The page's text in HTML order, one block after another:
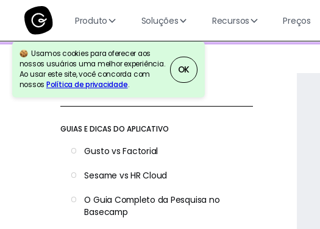
Produto Soluções Recursos Preços
Usamos cookies para oferecer aos
nossos usuários uma melhor experiência.
Ao usar este site, você concorda com
nossos Política de privacidade.
OK
Voltar para a referência
GUIAS E DICAS DO APLICATIVO
Gusto vs Factorial
Sesame vs HR Cloud
O Guia Completo da Pesquisa no
Basecamp